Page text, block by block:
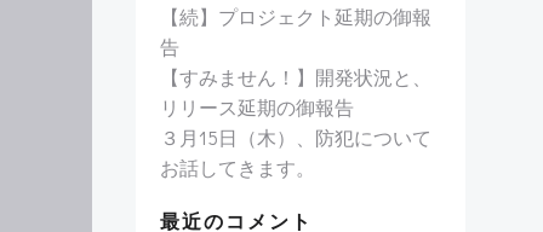
【続】プロジェクト延期の御報
告
【すみません！】開発状況と、
リリース延期の御報告
３月15日（木）、防犯について
お話してきます。
最近のコメント